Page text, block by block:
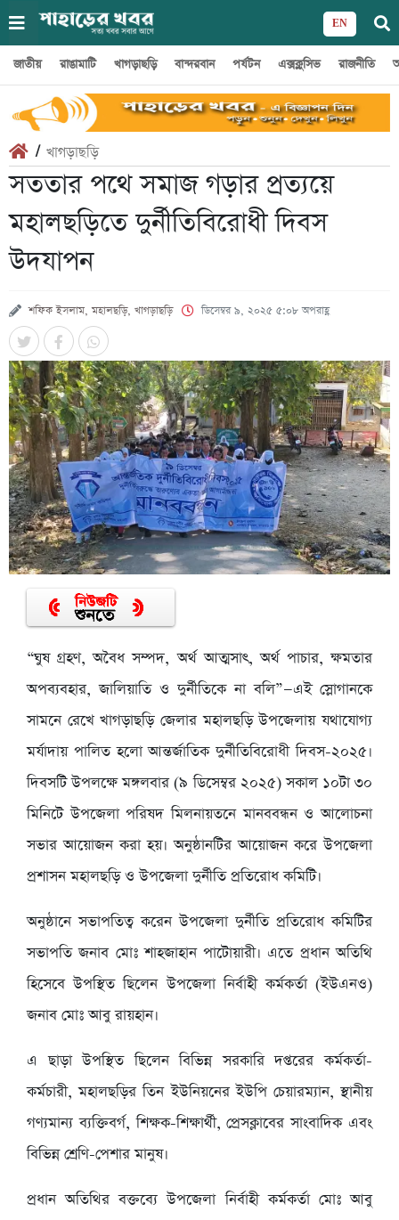
EN
জাতীয় রাঙামাটি খাগড়াছড়ি বান্দরবান পর্যটন এক্সক্লুসিভ রাজনীতি
/ খাগড়াছড়ি
সততার পথে সমাজ গড়ার প্রত্যয়ে
মহালছড়িতে দুর্নীতিবিরোধী দিবস
উদযাপন
শফিক ইসলাম, মহালছড়ি, খাগড়াছড়ি ডিসেম্বর ৯, ২০২৫ ৫:০৮ অপরাহ্ণ
“ঘুষ গ্রহণ, অবৈধ সম্পদ, অর্থ আত্মসাৎ, অর্থ পাচার, ক্ষমতার
অপব্যবহার, জালিয়াতি ও দুর্নীতিকে না বলি”—এই স্লোগানকে
সামনে রেখে খাগড়াছড়ি জেলার মহালছড়ি উপজেলায় যথাযোগ্য
মর্যাদায় পালিত হলো আন্তর্জাতিক দুর্নীতিবিরোধী দিবস-২০২৫।
দিবসটি উপলক্ষে মঙ্গলবার (৯ ডিসেম্বর ২০২৫) সকাল ১০টা ৩০
মিনিটে উপজেলা পরিষদ মিলনায়তনে মানববন্ধন ও আলোচনা
সভার আয়োজন করা হয়। অনুষ্ঠানটির আয়োজন করে উপজেলা
প্রশাসন মহালছড়ি ও উপজেলা দুর্নীতি প্রতিরোধ কমিটি।
অনুষ্ঠানে সভাপতিত্ব করেন উপজেলা দুর্নীতি প্রতিরোধ কমিটির
সভাপতি জনাব মোঃ শাহজাহান পাটোয়ারী। এতে প্রধান অতিথি
হিসেবে উপস্থিত ছিলেন উপজেলা নির্বাহী কর্মকর্তা (ইউএনও)
জনাব মোঃ আবু রায়হান।
এ ছাড়া উপস্থিত ছিলেন বিভিন্ন সরকারি দপ্তরের কর্মকর্তা-
কর্মচারী, মহালছড়ির তিন ইউনিয়নের ইউপি চেয়ারম্যান, স্থানীয়
গণ্যমান্য ব্যক্তিবর্গ, শিক্ষক-শিক্ষার্থী, প্রেসক্লাবের সাংবাদিক এবং
বিভিন্ন শ্রেণি-পেশার মানুষ।
প্রধান অতিথির বক্তব্যে উপজেলা নির্বাহী কর্মকর্তা মোঃ আবু